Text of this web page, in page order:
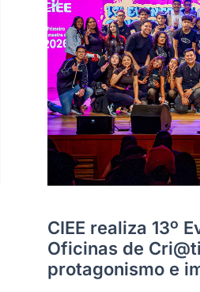
CIEE realiza 13º
Oficinas de
protagonismo e